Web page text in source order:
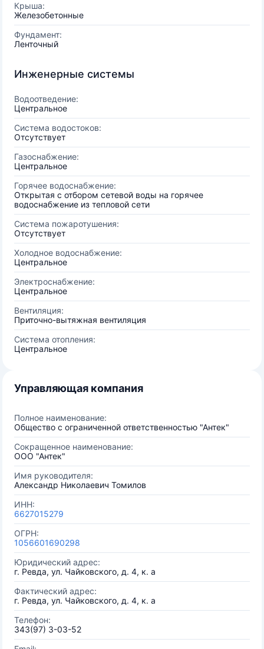
Крыша:
Железобетонные
Фундамент:
Ленточный
Инженерные системы
Водоотведение:
Центральное
Система водостоков:
Отсутствует
Газоснабжение:
Центральное
Горячее водоснабжение:
Открытая с отбором сетевой воды на горячее
водоснабжение из тепловой сети
Система пожаротушения:
Отсутствует
Холодное водоснабжение:
Центральное
Электроснабжение:
Центральное
Вентиляция:
Приточно-вытяжная вентиляция
Система отопления:
Центральное
Управляющая компания
Полное наименование:
Общество с ограниченной ответственностью "Антек"
Сокращенное наименование:
ООО "Антек"
Имя руководителя:
Александр Николаевич Томилов
ИНН:
6627015279
ОГРН:
1056601690298
Юридический адрес:
г. Ревда, ул. Чайковского, д. 4, к. а
Фактический адрес:
г. Ревда, ул. Чайковского, д. 4, к. а
Телефон:
343(97) 3-03-52